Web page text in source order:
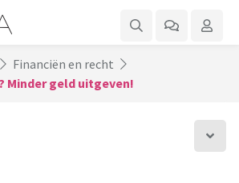
Financiën en recht
Minder geld uitgeven!